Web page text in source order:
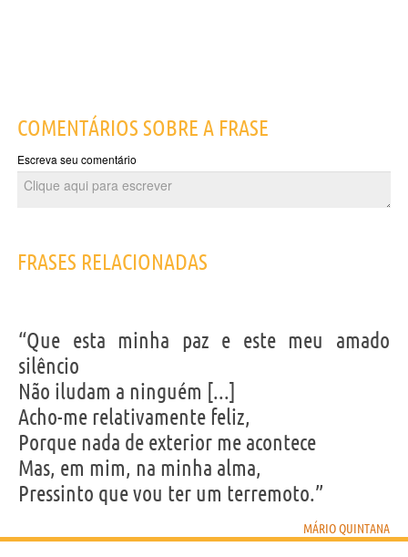
COMENTÁRIOS SOBRE A FRASE
Escreva seu comentário
FRASES RELACIONADAS
“Que esta minha paz e este meu amado
silêncio
Não iludam a ninguém [...]
Acho-me relativamente feliz,
Porque nada de exterior me acontece
Mas, em mim, na minha alma,
Pressinto que vou ter um terremoto.”
MÁRIO QUINTANA